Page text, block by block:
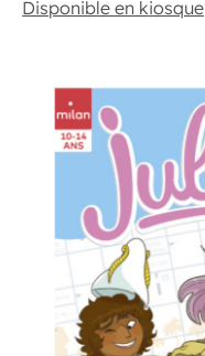
Disponible en kiosque